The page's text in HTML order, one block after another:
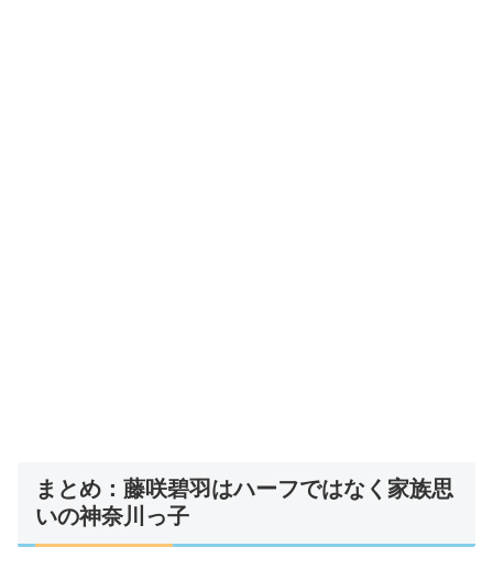
まとめ：藤咲碧羽はハーフではなく家族思
いの神奈川っ子